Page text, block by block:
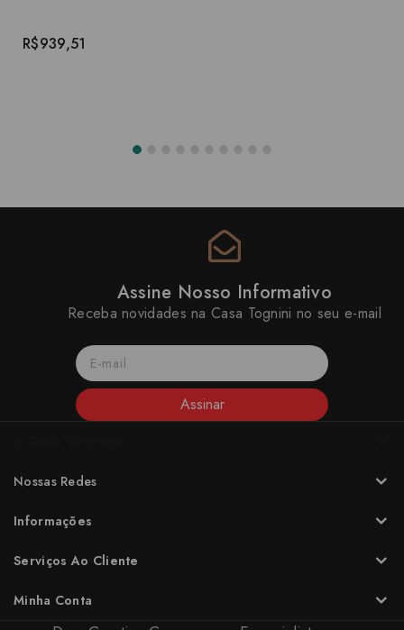
R$939,51
Assine Nosso Informativo
Receba novidades na Casa Tognini no seu e-mail
Assinar
Nossas Redes
Informações
Serviços Ao Cliente
Minha Conta